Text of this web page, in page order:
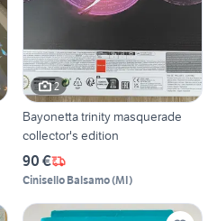
2
Bayonetta trinity masquerade
collector's edition
90 €
Cinisello Balsamo(MI)